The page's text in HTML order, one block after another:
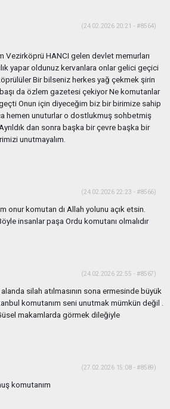
(24.02.2026 20:21 - #8564)
Vezirköprü HANCI gelen devlet memurları
yapar oldunuz kervanlara onlar gelici geçici
Bir bilseniz herkes yağ çekmek şirin
da özlem gazetesi çekiyor Ne komutanlar
Onun için diyeceğim biz bir birimize sahip
hemen unuturlar o dostlukmuş sohbetmiş
dan sonra başka bir çevre başka bir
unutmayalım.
(24.02.2026 22:23 - #8566)
onur komutan dı Allah yolunu açık etsin.
insanlar paşa Ordu komutanı olmalıdır
(24.02.2026 22:55 - #8567)
silah atılmasının sona ermesinde büyük
komutanım seni unutmak mümkün değil .
makamlarda görmek dileğiyle
(27.02.2026 15:08 - #8589)
komutanım